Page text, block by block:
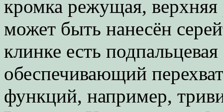
кромка режущая,
может быть нанесён
клинке есть
обеспечивающий
функций, например,